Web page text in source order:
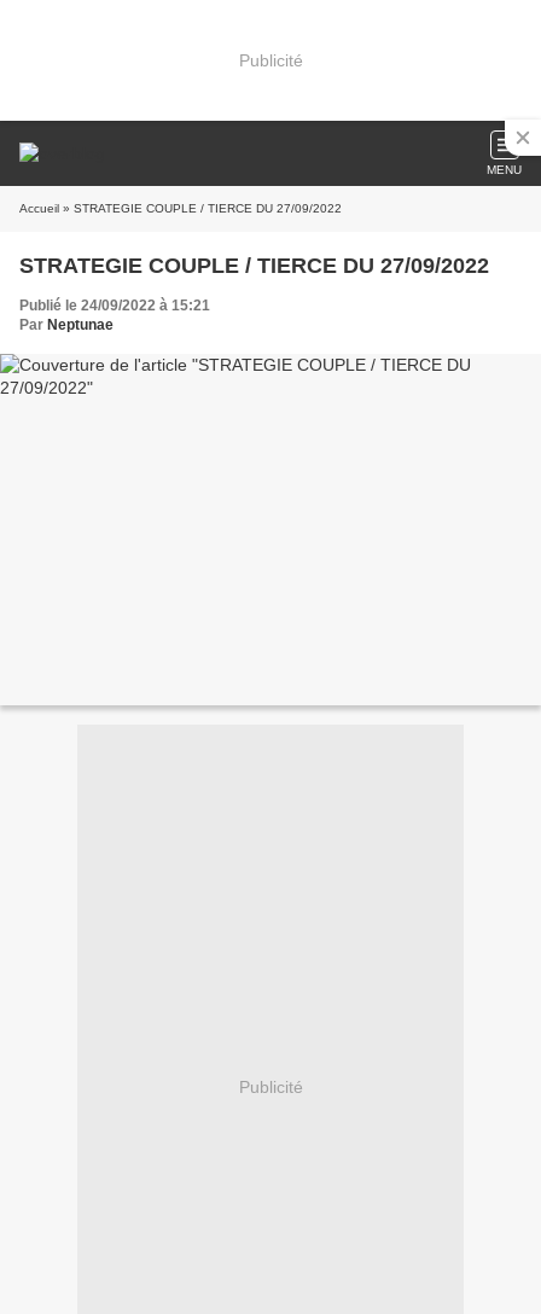
Publicité
MENU
Accueil » STRATEGIE COUPLE / TIERCE DU 27/09/2022
STRATEGIE COUPLE / TIERCE DU 27/09/2022
Publié le 24/09/2022 à 15:21
Par Neptunae
Publicité